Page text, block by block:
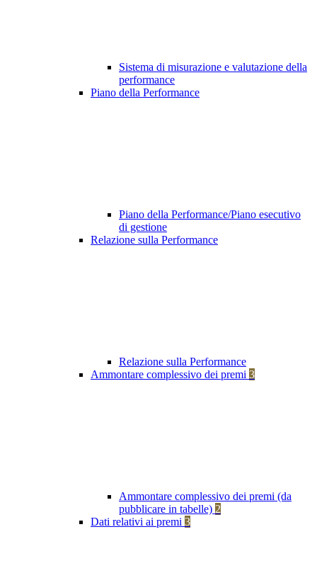
Sistema di misurazione e valutazione della
performance
Piano della Performance
Piano della Performance/Piano esecutivo
di gestione
Relazione sulla Performance
Relazione sulla Performance
Ammontare complessivo dei premi 3
Ammontare complessivo dei premi (da
pubblicare in tabelle) 2
Dati relativi ai premi 3